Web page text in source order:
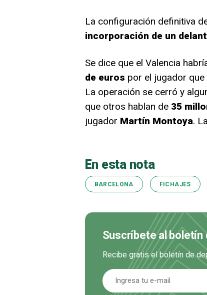
La configuración definitiva
incorporación de un
Se dice que el Valencia
de euros por el jugador que
La operación se cerró y
que otros hablan de 35
jugador Martín Montoya.
En esta nota
BARCELONA FICHAJES
Suscríbete al boletín
Recibe gratis el boletín de